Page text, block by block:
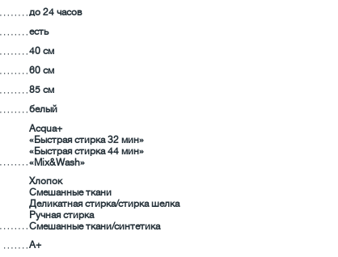
до 24 часов
есть
40 см
60 см
85 см
белый
Acqua+
«Быстрая стирка 32 мин»
«Быстрая стирка 44 мин»
«Mix&Wash»
Хлопок
Смешанные ткани
Деликатная стирка/стирка шелка
Ручная стирка
Смешанные ткани/синтетика
А+